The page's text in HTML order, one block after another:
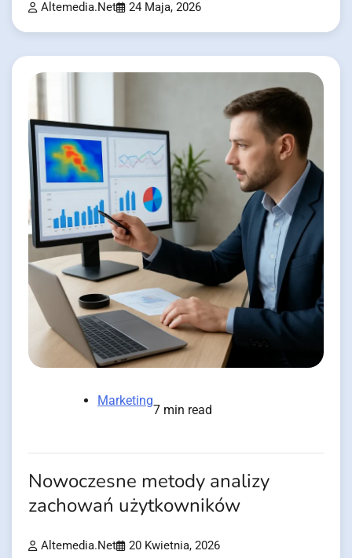
Altemedia.net 24 Maja, 2026
Marketing
7 min read
Nowoczesne metody analizy
zachowań użytkowników
Altemedia.net 20 Kwietnia, 2026